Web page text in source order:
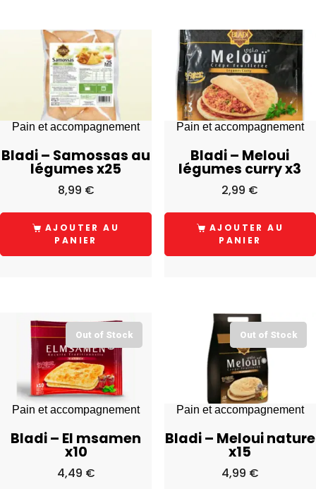
Pain et accompagnement
Bladi – Samossas au
légumes x25
8,99 €
AJOUTER AU
PANIER
Pain et accompagnement
Bladi – Meloui
légumes curry x3
2,99 €
AJOUTER AU
PANIER
Out of Stock
Pain et accompagnement
Bladi – El msamen
x10
4,49 €
Out of Stock
Pain et accompagnement
Bladi – Meloui nature
x15
4,99 €